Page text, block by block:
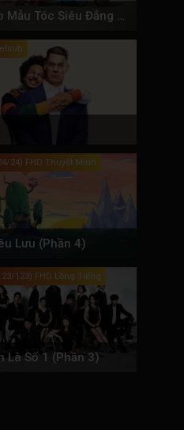
Nhà Tạo Mẫu Tóc Siêu Đẳng (Phần 1)
24) FHD Thuyết Minh
Lưu (Phần 4)
123) FHD Lồng Tiếng
Là Số 1 (Phần 3)